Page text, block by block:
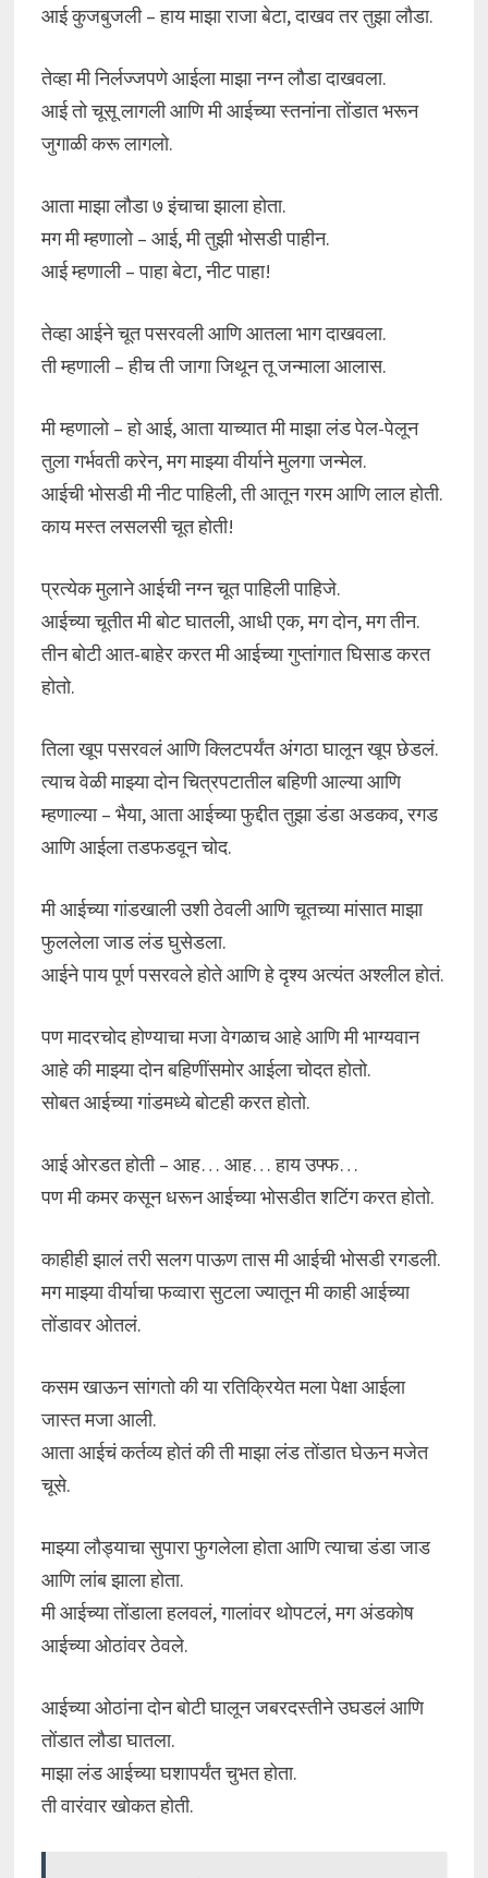
आई कुजबुजली – हाय माझा राजा बेटा, दाखव तर तुझा लौडा.
तेव्हा मी निर्लज्जपणे आईला माझा नग्न लौडा दाखवला.
आई तो चूसू लागली आणि मी आईच्या स्तनांना तोंडात भरून
जुगाळी करू लागलो.
आता माझा लौडा ७ इंचाचा झाला होता.
मग मी म्हणालो – आई, मी तुझी भोसडी पाहीन.
आई म्हणाली – पाहा बेटा, नीट पाहा!
तेव्हा आईने चूत पसरवली आणि आतला भाग दाखवला.
ती म्हणाली – हीच ती जागा जिथून तू जन्माला आलास.
मी म्हणालो – हो आई, आता याच्यात मी माझा लंड पेल-पेलून
तुला गर्भवती करेन, मग माझ्या वीर्याने मुलगा जन्मेल.
आईची भोसडी मी नीट पाहिली, ती आतून गरम आणि लाल होती.
काय मस्त लसलसी चूत होती!
प्रत्येक मुलाने आईची नग्न चूत पाहिली पाहिजे.
आईच्या चूतीत मी बोट घातली, आधी एक, मग दोन, मग तीन.
तीन बोटी आत-बाहेर करत मी आईच्या गुप्तांगात घिसाड करत
होतो.
तिला खूप पसरवलं आणि क्लिटपर्यंत अंगठा घालून खूप छेडलं.
त्याच वेळी माझ्या दोन चित्रपटातील बहिणी आल्या आणि
म्हणाल्या – भैया, आता आईच्या फुद्दीत तुझा डंडा अडकव, रगड
आणि आईला तडफडवून चोद.
मी आईच्या गांडखाली उशी ठेवली आणि चूतच्या मांसात माझा
फुललेला जाड लंड घुसेडला.
आईने पाय पूर्ण पसरवले होते आणि हे दृश्य अत्यंत अश्लील होतं.
पण मादरचोद होण्याचा मजा वेगळाच आहे आणि मी भाग्यवान
आहे की माझ्या दोन बहिणींसमोर आईला चोदत होतो.
सोबत आईच्या गांडमध्ये बोटही करत होतो.
आई ओरडत होती – आह… आह… हाय उफ्फ…
पण मी कमर कसून धरून आईच्या भोसडीत शटिंग करत होतो.
काहीही झालं तरी सलग पाऊण तास मी आईची भोसडी रगडली.
मग माझ्या वीर्याचा फव्वारा सुटला ज्यातून मी काही आईच्या
तोंडावर ओतलं.
कसम खाऊन सांगतो की या रतिक्रियेत मला पेक्षा आईला
जास्त मजा आली.
आता आईचं कर्तव्य होतं की ती माझा लंड तोंडात घेऊन मजेत
चूसे.
माझ्या लौड्याचा सुपारा फुगलेला होता आणि त्याचा डंडा जाड
आणि लांब झाला होता.
मी आईच्या तोंडाला हलवलं, गालांवर थोपटलं, मग अंडकोष
आईच्या ओठांवर ठेवले.
आईच्या ओठांना दोन बोटी घालून जबरदस्तीने उघडलं आणि
तोंडात लौडा घातला.
माझा लंड आईच्या घशापर्यंत चुभत होता.
ती वारंवार खोकत होती.